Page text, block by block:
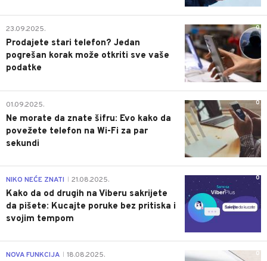
0
23.09.2025.
Prodajete stari telefon? Jedan
pogrešan korak može otkriti sve vaše
podatke
0
01.09.2025.
Ne morate da znate šifru: Evo kako da
povežete telefon na Wi-Fi za par
sekundi
0
NIKO NEĆE ZNATI 21.08.2025.
Kako da od drugih na Viberu sakrijete
da pišete: Kucajte poruke bez pritiska i
svojim tempom
0
NOVA FUNKCIJA 18.08.2025.